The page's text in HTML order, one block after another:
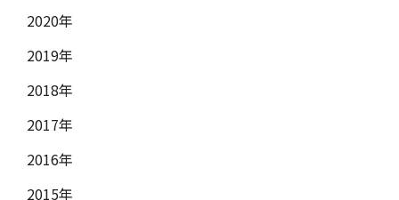
2020年
2019年
2018年
2017年
2016年
2015年